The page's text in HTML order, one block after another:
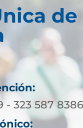
de
- 323 587 8386